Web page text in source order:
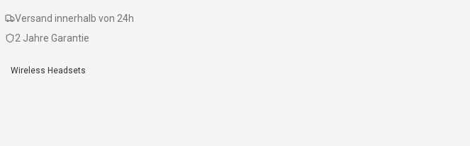
Versand innerhalb von 24h
2 Jahre Garantie
Wireless Headsets